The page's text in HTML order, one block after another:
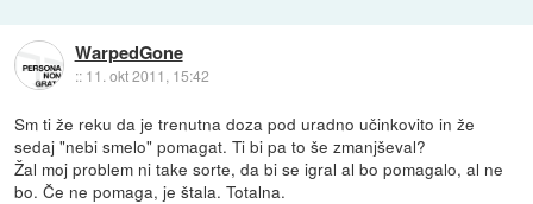
WarpedGone
:: 11. okt 2011, 15:42
Sm ti že reku da je trenutna doza pod uradno učinkovito in že
sedaj "nebi smelo" pomagat. Ti bi pa to še zmanjševal?
Žal moj problem ni take sorte, da bi se igral al bo pomagalo, al ne
bo. Če ne pomaga, je štala. Totalna.